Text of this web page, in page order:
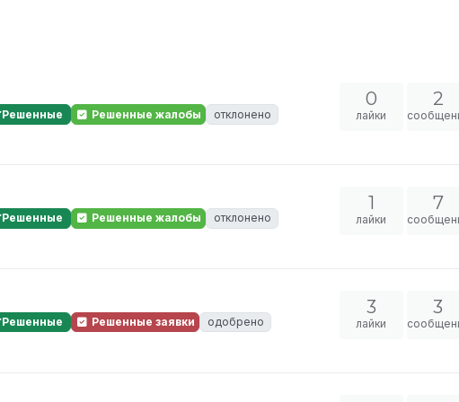
Решенные Решенные жалобы
отклонено
0
лайки
2
Решенные Решенные жалобы
отклонено
1
лайки
7
Решенные Решенные заявки
одобрено
3
лайки
3